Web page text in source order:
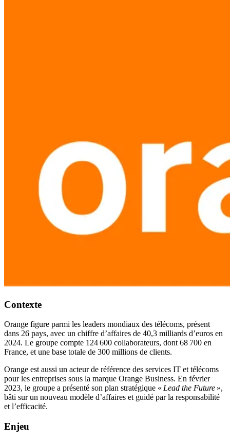
Contexte
Orange figure parmi les leaders mondiaux des télécoms, présent
dans 26 pays, avec un chiffre d’affaires de 40,3 milliards d’euros en
2024. Le groupe compte 124 600 collaborateurs, dont 68 700 en
France, et une base totale de 300 millions de clients.
Orange est aussi un acteur de référence des services IT et télécoms
pour les entreprises sous la marque Orange Business. En février
2023, le groupe a présenté son plan stratégique « Lead the Future »,
bâti sur un nouveau modèle d’affaires et guidé par la responsabilité
et l’efficacité.
Enjeu